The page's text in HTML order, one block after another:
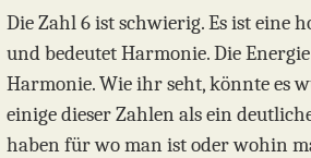
Die Zahl 6 ist schwierig. Es ist eine
und bedeutet Harmonie. Die
Harmonie. Wie ihr seht, könnte es
einige dieser Zahlen als ein
haben für wo man ist oder wohin